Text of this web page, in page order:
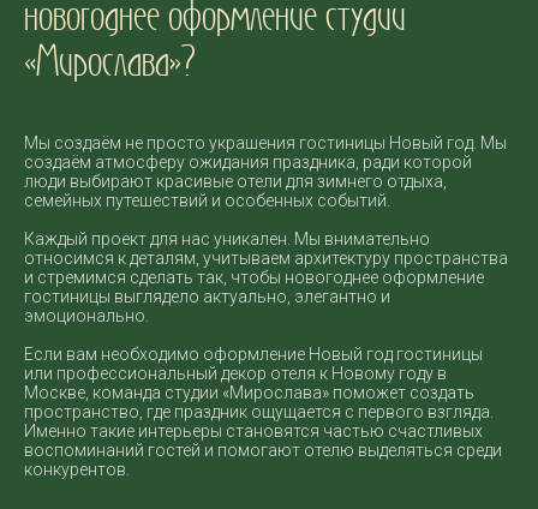
новогоднее оформление студии
«Мирослава»?
Мы создаём не просто украшения гостиницы Новый год. Мы
создаём атмосферу ожидания праздника, ради которой
люди выбирают красивые отели для зимнего отдыха,
семейных путешествий и особенных событий.
Каждый проект для нас уникален. Мы внимательно
относимся к деталям, учитываем архитектуру пространства
и стремимся сделать так, чтобы новогоднее оформление
гостиницы выглядело актуально, элегантно и
эмоционально.
Если вам необходимо оформление Новый год гостиницы
или профессиональный декор отеля к Новому году в
Москве, команда студии «Мирослава» поможет создать
пространство, где праздник ощущается с первого взгляда.
Именно такие интерьеры становятся частью счастливых
воспоминаний гостей и помогают отелю выделяться среди
конкурентов.